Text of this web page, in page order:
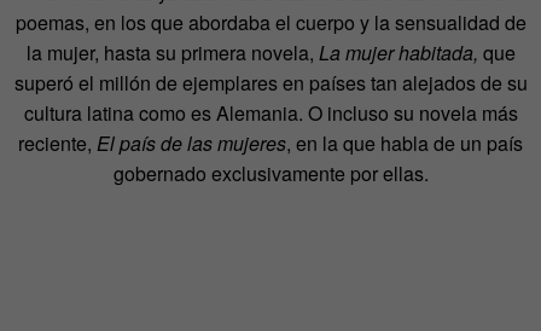
poemas, en los que abordaba el cuerpo y la sensualidad de
la mujer, hasta su primera novela, La mujer habitada, que
superó el millón de ejemplares en países tan alejados de su
cultura latina como es Alemania. O incluso su novela más
reciente, El país de las mujeres, en la que habla de un país
gobernado exclusivamente por ellas.